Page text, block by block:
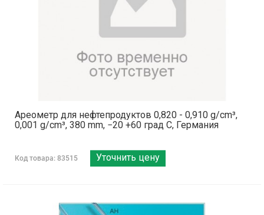
Ареометр для нефтепродуктов 0,820 - 0,910 g/cm³,
0,001 g/cm³, 380 mm, −20 +60 град C, Германия
Код товара: 83515 Уточнить цену